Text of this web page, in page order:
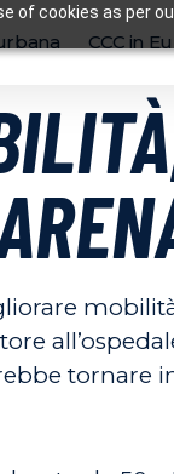
of cookies as per
CCC in
tornare